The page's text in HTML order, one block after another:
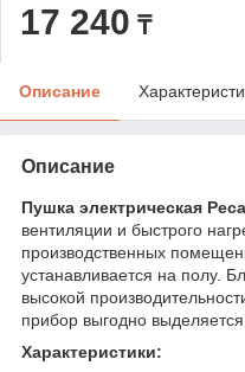
17 240 ₸
Описание
Описание
Пушка электрическая
вентиляции и быстрого
производственных
устанавливается на полу.
высокой
прибор выгодно
Характеристики: